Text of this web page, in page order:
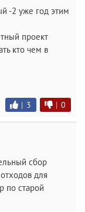
-2 уже год этим
проект
кто чем в
| 3 | 0
сбор
для
по старой